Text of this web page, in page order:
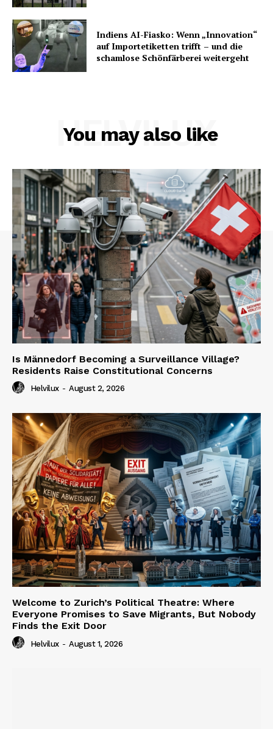
Indiens AI-Fiasko: Wenn „Innovation“
auf Importetiketten trifft – und die
schamlose Schönfärberei weitergeht
You may also like
HELVILUX
Is Männedorf Becoming a Surveillance Village?
Residents Raise Constitutional Concerns
Helvilux - August 2, 2026
Welcome to Zurich’s Political Theatre: Where
Everyone Promises to Save Migrants, But Nobody
Finds the Exit Door
Helvilux - August 1, 2026